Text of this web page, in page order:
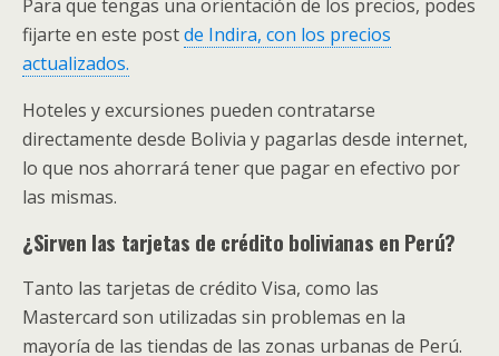
Para que tengas una orientación de los precios, podes
fijarte en este postde Indira, con los precios
actualizados.
Hoteles y excursiones pueden contratarse
directamente desde Bolivia y pagarlas desde internet,
lo que nos ahorrará tener que pagar en efectivo por
las mismas.
¿Sirven las tarjetas de crédito bolivianas en Perú?
Tanto las tarjetas de crédito Visa, como las
Mastercard son utilizadas sin problemas en la
mayoría de las tiendas de las zonas urbanas de Perú.